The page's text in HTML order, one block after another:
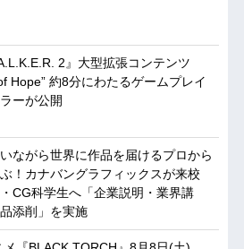
2』大型拡張コンテンツ
Hope” 約8分にわたるゲームプレイ
ーが公開
ながら世界に作品を届けるプロから
！カナバングラフィックスが来校
CG科学生へ「企業説明・業界講
添削」を実施